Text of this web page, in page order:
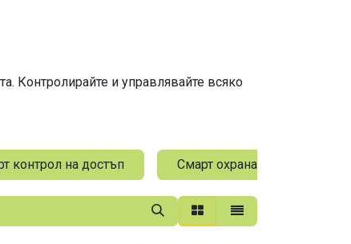
Контролирайте и управлявайте всяко
контрол на достъп Смарт охрана